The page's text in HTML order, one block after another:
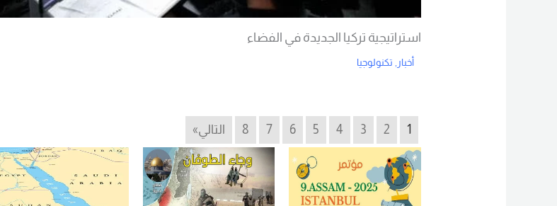
استراتيجية تركيا الجديدة في الفضاء
أخبار , تكنولوجيا
1
2
3
4
5
6
7
8 التالي»